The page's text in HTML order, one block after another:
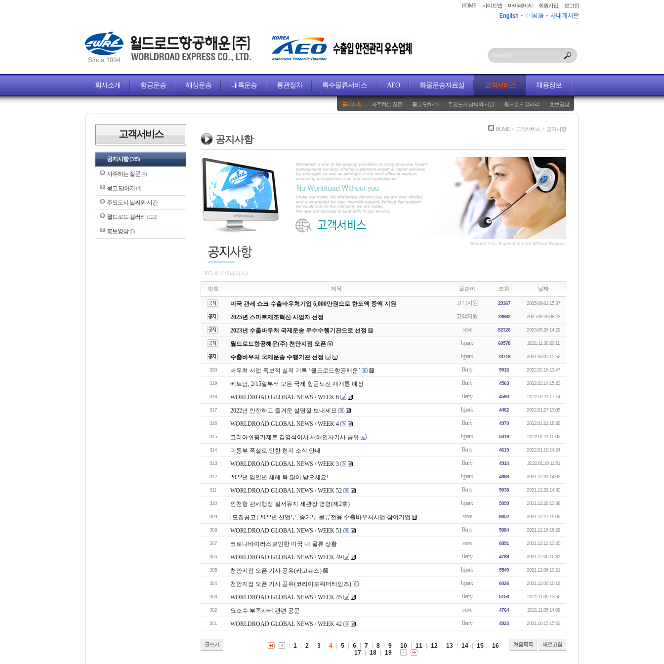
HOME 사이트맵 마이페이지 회원가입 로그인
Search...
회사소개 항공운송 해상운송 내륙운송 통관절차 특수물류서비스 AEO 화물운송자료실 고객서비스
공지사항 자주하는 질문 묻고 답하기 주요도시 날씨와 시간 월드로드 갤러리 홍보영상
채용정보
고객서비스
공지사항(385)
자주하는 질문(4)
묻고 답하기 (4)
주요도시 날씨와 시간
월드로드 갤러리 (122)
홍보영상(5)
HOME > 고객서비스 > 공지사항
공지사항
385개(4/19페이지)
번호 제목 글쓴이 조회 날짜
미국 관세 쇼크 수출바우처기업 6,000만원으로 한도액 증액 지원 고객지원 29367 2025.09.01 15:37
2025년 스마트제조혁신 사업자 선정 고객지원 28662 2025.08.28 08:23
2023년 수출바우처 국제운송 우수수행기관으로 선정 steve 52326 2023.05.26 14:29
월드로드항공해운(주) 천안지점 오픈 hjpark 60578 2021.11.30 20:11
수출바우처 국제운송 수행기관 선정 hjpark 73718 2021.03.05 15:52
320 바우처 사업 독보적 실적 기록 ‘월드로드항공해운’ Berry 5916 2022.02.16 13:47
319 베트남, 2/15일부터 모든 국제 항공노선 재개통 예정 Berry 4563 2022.02.14 15:23
318 WORLDROAD GLOBAL NEWS / WEEK 6 Berry 4560 2022.02.11 17:14
317 2022년 안전하고 즐거운 설명절 보내세요 hjpark 4462 2022.01.27 13:05
316 WORLDROAD GLOBAL NEWS / WEEK 4 Berry 4979 2022.01.21 18:28
315 코리아쉬핑가제트 김영석이사 새해인사기사 공유 hjpark 5019 2022.01.11 10:02
314 미동부 폭설로 인한 현지 소식 안내 Berry 4619 2022.01.10 14:24
313 WORLDROAD GLOBAL NEWS / WEEK 3 Berry 4914 2022.01.10 11:51
312 2022년 임인년 새해 복 많이 받으세요! hjpark 4898 2021.12.31 14:03
311 WORLDROAD GLOBAL NEWS / WEEK 52 Berry 5038 2021.12.29 14:30
310 인천항 관세행정 질서유지 세관장 명령(제2호) hjpark 5099 2021.12.28 13:38
309 [모집공고] 2022년 산업부, 중기부 물류전용 수출바우처사업 참여기업 steve 6652 2021.12.27 19:02
308 WORLDROAD GLOBAL NEWS / WEEK 51 Berry 5084 2021.12.16 16:29
307 코로나바이러스로인한 미국 내 물류 상황 steve 6891 2021.12.13 13:20
306 WORLDROAD GLOBAL NEWS / WEEK 49 Berry 4789 2021.12.06 16:33
305 천안지점 오픈 기사 공유(카고뉴스) hjpark 5549 2021.12.06 10:21
304 천안지점 오픈 기사 공유(코리아포워더타임즈) hjpark 6026 2021.12.06 10:18
303 WORLDROAD GLOBAL NEWS / WEEK 45 Berry 5156 2021.11.09 13:56
302 요소수 부족사태 관련 공문 steve 4764 2021.11.05 14:09
301 WORLDROAD GLOBAL NEWS / WEEK 42 Berry 4924 2021.10.15 15:53
글쓰기 처음목록 새로고침
1 2 3 4 5 6 7 8 9 10 11 12 13 14 15
16
17
18 19